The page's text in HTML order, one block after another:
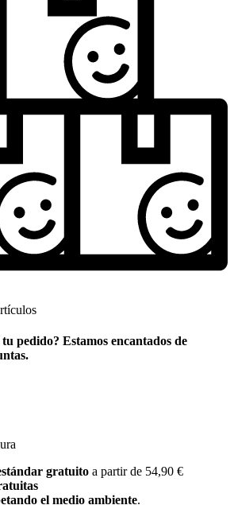
pedido? Estamos encantados de
gratuito a partir de 54,90 €
el medio ambiente.